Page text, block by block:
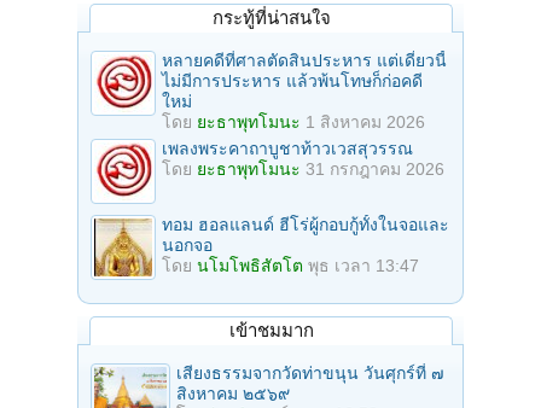
กระทู้ที่น่าสนใจ
หลายคดีที่ศาลตัดสินประหาร แต่เดี๋ยวนี้
ไม่มีการประหาร แล้วพ้นโทษก็ก่อคดี
ใหม่
โดย ยะธาพุทโมนะ 1 สิงหาคม 2026
เพลงพระคาถาบูชาท้าวเวสสุวรรณ
โดย ยะธาพุทโมนะ 31 กรกฎาคม 2026
ทอม ฮอลแลนด์ ฮีโร่ผู้กอบกู้ทั้งในจอและ
นอกจอ
โดย นโมโพธิสัตโต พุธ เวลา 13:47
เข้าชมมาก
เสียงธรรมจากวัดท่าขนุน วันศุกร์ที่ ๗
สิงหาคม ๒๕๖๙